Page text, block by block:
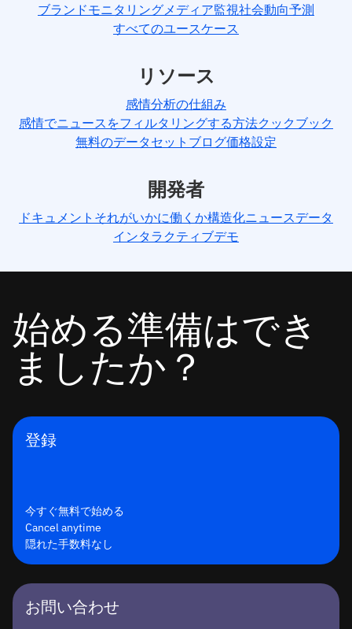
ブランドモニタリング メディア監視社会動向予測
すべてのユースケース
リソース
感情分析の仕組み
感情でニュースをフィルタリングする方法クックブック
無料のデータセット ブログ価格設定
開発者
ドキュメント それがいかに働くか構造化ニュースデータ
インタラクティブデモ
始める準備はでき
ましたか？
登録
今すぐ無料で始める
Cancel anytime
隠れた手数料なし
お問い合わせ